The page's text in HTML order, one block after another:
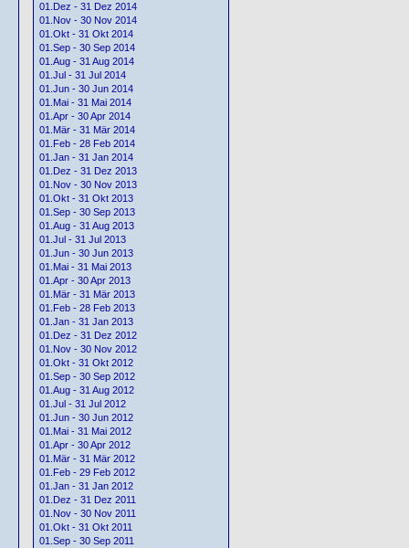
01.Dez - 31 Dez 2014
01.Nov - 30 Nov 2014
01.Okt - 31 Okt 2014
01.Sep - 30 Sep 2014
01.Aug - 31 Aug 2014
01.Jul - 31 Jul 2014
01.Jun - 30 Jun 2014
01.Mai - 31 Mai 2014
01.Apr - 30 Apr 2014
01.Mär - 31 Mär 2014
01.Feb - 28 Feb 2014
01.Jan - 31 Jan 2014
01.Dez - 31 Dez 2013
01.Nov - 30 Nov 2013
01.Okt - 31 Okt 2013
01.Sep - 30 Sep 2013
01.Aug - 31 Aug 2013
01.Jul - 31 Jul 2013
01.Jun - 30 Jun 2013
01.Mai - 31 Mai 2013
01.Apr - 30 Apr 2013
01.Mär - 31 Mär 2013
01.Feb - 28 Feb 2013
01.Jan - 31 Jan 2013
01.Dez - 31 Dez 2012
01.Nov - 30 Nov 2012
01.Okt - 31 Okt 2012
01.Sep - 30 Sep 2012
01.Aug - 31 Aug 2012
01.Jul - 31 Jul 2012
01.Jun - 30 Jun 2012
01.Mai - 31 Mai 2012
01.Apr - 30 Apr 2012
01.Mär - 31 Mär 2012
01.Feb - 29 Feb 2012
01.Jan - 31 Jan 2012
01.Dez - 31 Dez 2011
01.Nov - 30 Nov 2011
01.Okt - 31 Okt 2011
01.Sep - 30 Sep 2011